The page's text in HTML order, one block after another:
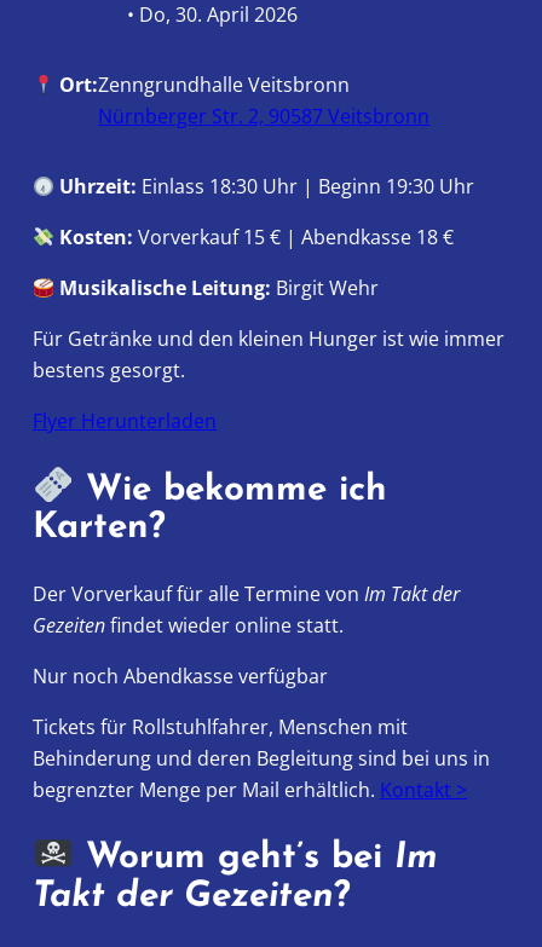
• Do, 30. April 2026
Ort:Zenngrundhalle Veitsbronn
Nürnberger Str. 2, 90587 Veitsbronn
Uhrzeit: Einlass 18:30 Uhr | Beginn 19:30 Uhr
Kosten:Vorverkauf 15 € | Abendkasse 18 €
Musikalische Leitung: Birgit Wehr
Für Getränke und den kleinen Hunger ist wie immer
bestens gesorgt.
Flyer Herunterladen
Wie bekomme ich
Karten?
Der Vorverkauf für alle Termine vonIm Takt der
Gezeitenfindet wieder online statt.
Nur noch Abendkasse verfügbar
Tickets für Rollstuhlfahrer, Menschen mit
Behinderung und deren Begleitung sind bei uns in
begrenzter Menge per Mail erhältlich. Kontakt >
Worum geht’s bei Im
Takt der Gezeiten?